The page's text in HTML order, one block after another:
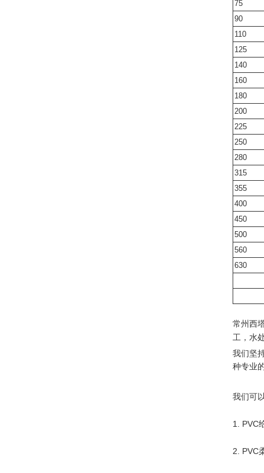
75
90
110
125
140
160
180
200
225
250
280
315
355
400
450
500
560
630
常州西
工，水
我们坚
种专业
我们可
1. PVC
2. PVC